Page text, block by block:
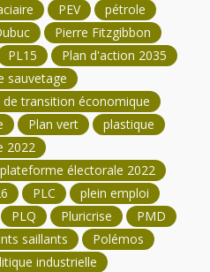
PEV
pétrole
Pierre Fitzgibbon
PL15
Plan d'action 2035
sauvetage
de transition économique
Plan vert
plastique
2022
plateforme électorale 2022
PLC
plein emploi
PLQ Pluricrise
PMD
saillants
Polémos
industrielle